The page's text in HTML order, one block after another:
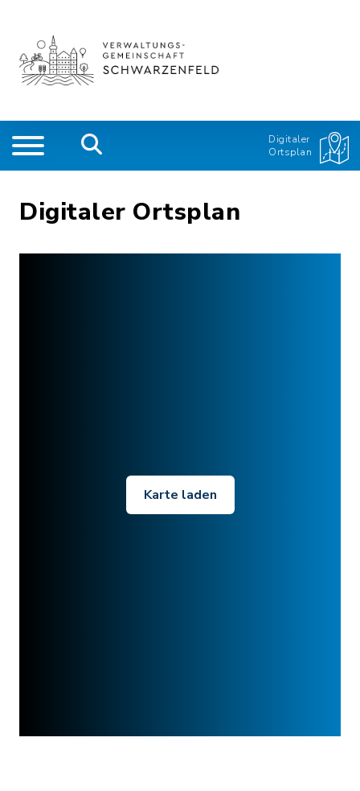
Digitaler
Ortsplan
Digitaler Ortsplan
Karte laden